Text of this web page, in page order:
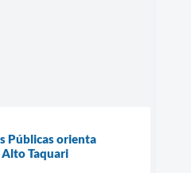
Públicas orienta
Taquari